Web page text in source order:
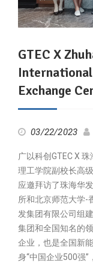
GTEC X
Exchange
03/22/2023
广以科创GTEC X
理工学院副校长高
应邀拜访了珠海华
所和北京师范大学-
发集团有限公司组
集团和全国知名的
企业，也是全国新
身“中国企业500强